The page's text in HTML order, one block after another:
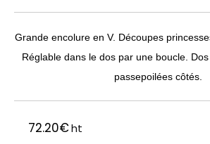
Grande encolure en V. Découpes
Réglable dans le dos par une boucle.
passepoilées côtés.
72.20€ht